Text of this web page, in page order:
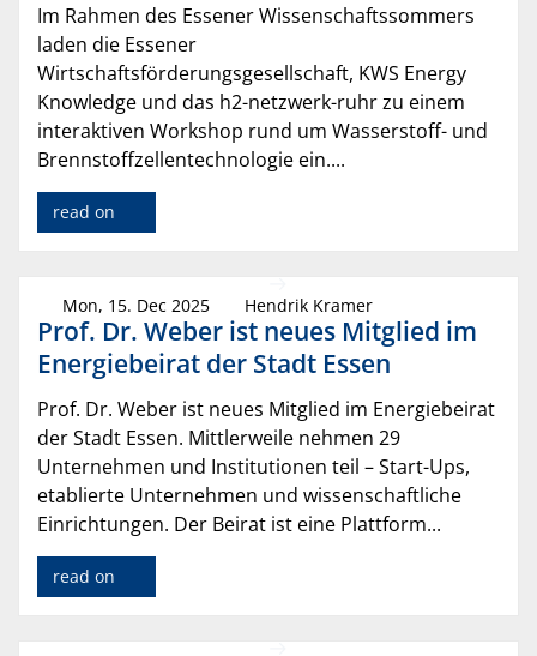
Im Rahmen des Essener Wissenschaftssommers
laden die Essener
Wirtschaftsförderungsgesellschaft, KWS Energy
Knowledge und das h2-netzwerk-ruhr zu einem
interaktiven Workshop rund um Wasserstoff- und
Brennstoffzellentechnologie ein....
read on
Mon, 15. Dec 2025 Hendrik Kramer
Prof. Dr. Weber ist neues Mitglied im
Energiebeirat der Stadt Essen
Prof. Dr. Weber ist neues Mitglied im Energiebeirat
der Stadt Essen. Mittlerweile nehmen 29
Unternehmen und Institutionen teil – Start-Ups,
etablierte Unternehmen und wissenschaftliche
Einrichtungen. Der Beirat ist eine Plattform...
read on